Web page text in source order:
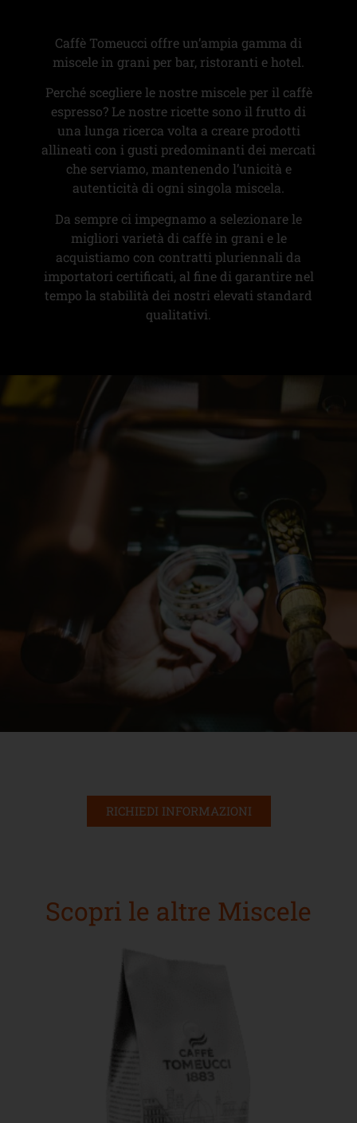
Caffè Tomeucci offre un’ampia gamma di
miscele in grani per bar, ristoranti e hotel.
Perché scegliere le nostre miscele per il caffè
espresso? Le nostre ricette sono il frutto di
una lunga ricerca volta a creare prodotti
allineati con i gusti predominanti dei mercati
che serviamo, mantenendo l’unicità e
autenticità di ogni singola miscela.
Da sempre ci impegnamo a selezionare le
migliori varietà di caffè in grani e le
acquistiamo con contratti pluriennali da
importatori certificati, al fine di garantire nel
tempo la stabilità dei nostri elevati standard
qualitativi.
RICHIEDI INFORMAZIONI
Scopri le altre Miscele